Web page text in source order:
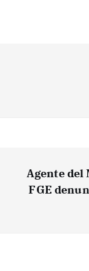
Agente del
FGE